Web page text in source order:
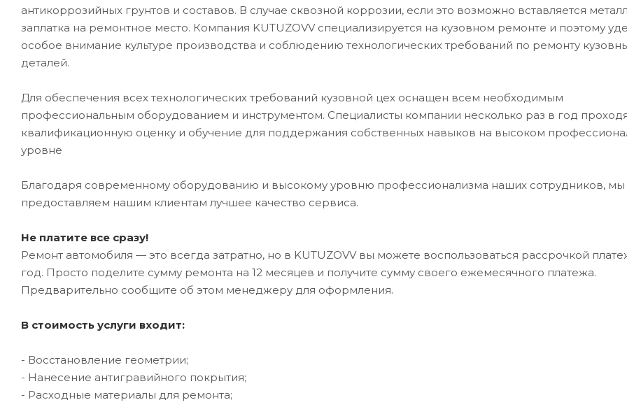
антикоррозийных грунтов и составов. В случае сквозной коррозии, если это возможно вставляется
заплатка на ремонтное место. Компания KUTUZOVV специализируется на кузовном ремонте и поэтому
особое внимание культуре производства и соблюдению технологических требований по ремонту
деталей.
Для обеспечения всех технологических требований кузовной цех оснащен всем необходимым
профессиональным оборудованием и инструментом. Специалисты компании несколько раз в год
квалификационную оценку и обучение для поддержания собственных навыков на высоком
уровне
Благодаря современному оборудованию и высокому уровню профессионализма наших сотрудников, мы
предоставляем нашим клиентам лучшее качество сервиса.
Не платите все сразу!
Ремонт автомобиля — это всегда затратно, но в KUTUZOVV вы можете воспользоваться рассрочкой
год. Просто поделите сумму ремонта на 12 месяцев и получите сумму своего ежемесячного платежа.
Предварительно сообщите об этом менеджеру для оформления.
В стоимость услуги входит:
- Восстановление геометрии;
- Нанесение антигравийного покрытия;
- Расходные материалы для ремонта;